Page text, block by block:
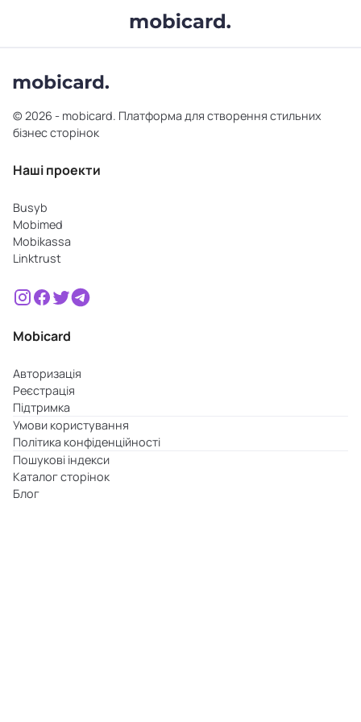
© 2026 - mobicard. Платформа для створення стильних
бізнес сторінок
Наші проекти
Busyb
Mobimed
Mobikassa
Linktrust
Mobicard
Авторизація
Реєстрація
Підтримка
Умови користування
Політика конфіденційності
Пошукові індекси
Каталог сторінок
Блог